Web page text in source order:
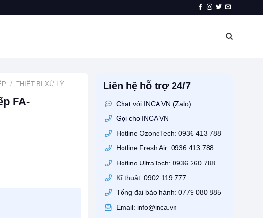
/ THIẾT BỊ XỬ LÝ
FA-
số lượng
Liên hệ hỗ trợ 24/7
Chat với INCA VN (Zalo)
Gọi cho INCA VN
Hotline OzoneTech: 0936 413 788
Hotline Fresh Air: 0936 413 788
Hotline UltraTech: 0936 260 788
Kĩ thuật: 0902 119 777
Tổng đài bảo hành: 0779 080 885
Email: info@inca.vn